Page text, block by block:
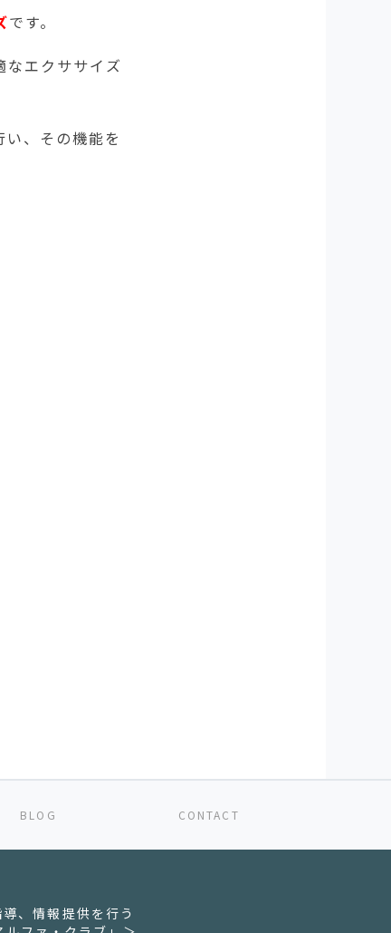
です。
エクササイズ
、その機能を
BLOG CONTACT
、情報提供を行う